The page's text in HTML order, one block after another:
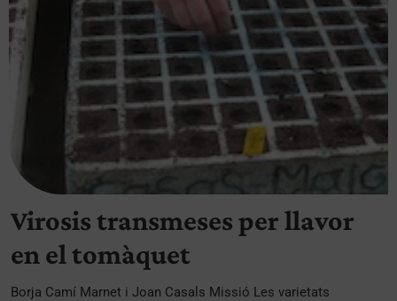
Virosis transmeses per llavor
en el tomàquet
Borja Camí Marnet i Joan Casals Missió Les varietats